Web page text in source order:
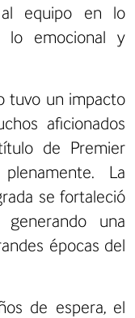
equipo en lo
lo emocional y
tuvo un impacto
aficionados
de Premier
La
se fortaleció
una
épocas del
de espera, el